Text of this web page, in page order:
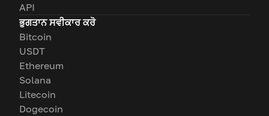
API
ਭੁਗਤਾਨ ਸਵੀਕਾਰ ਕਰੋ
Bitcoin
USDT
Ethereum
Solana
Litecoin
Dogecoin